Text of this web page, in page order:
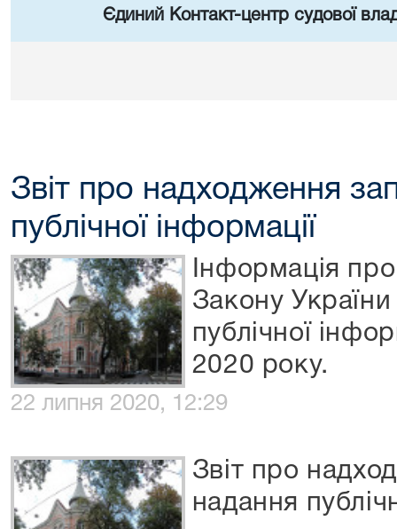
Єдиний Контакт-центр судової
Звіт про надходження
публічної інформації
Інформація
Закону
публічної
2020 року.
22 липня 2020, 12:29
Звіт про
надання